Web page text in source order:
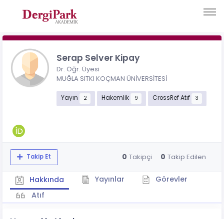
Serap Selver Kipay
Dr. Öğr. Üyesi
MUĞLA SITKI KOÇMAN ÜNİVERSİTESİ
Yayın 2 Hakemlik 9 CrossRef Atıf 3
Takip Et 0 Takipçi 0 Takip Edilen
Hakkında Yayınlar
Görevler
Atıf